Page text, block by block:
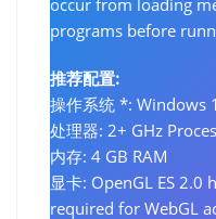
occur from loading
programs before
推荐配置:
操作系统 *: Windows
处理器: 2+ GHz
内存: 4 GB RAM
显卡: OpenGL ES
required for WebGL